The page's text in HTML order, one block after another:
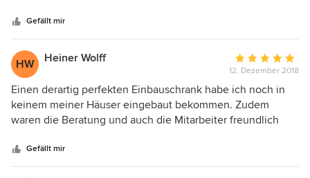
seinen Angestellten sehr angenehm sondern die
hauseigene Tischlerei hat alle Bereiche wie individuelle
Schranklösungen, Zimmer- und Schiebetüren,
Badeinbauten wie Waschtische, Saunabau und Küchenbau
mit abdecken können. Die Kommunikation verlief
reibungslos und herzlich. Dies war mit Sicherheit erst der
Start einer langjährigen Zusammenarbeit, denn das nächste
Projekte wartet schon auf die erste gemeinsame
Begehung.
Gefällt mir
HW Heiner Wolff
Bewertung:
5
von
5
12. Dezember 2018
Einen derartig perfekten Einbauschrank habe ich noch in
keinem meiner Häuser eingebaut bekommen. Zudem
waren die Beratung und auch die Mitarbeiter freundlich
im Internet abgegeben aber hier hielt ich es für nötig.
Absolute Empfehlung!
Gefällt mir